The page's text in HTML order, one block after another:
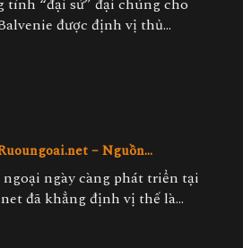
“đại sứ” đại chúng cho
được định vị thủ...
– Nguồn...
ngày càng phát triển tại
đã khẳng định vị thế là...